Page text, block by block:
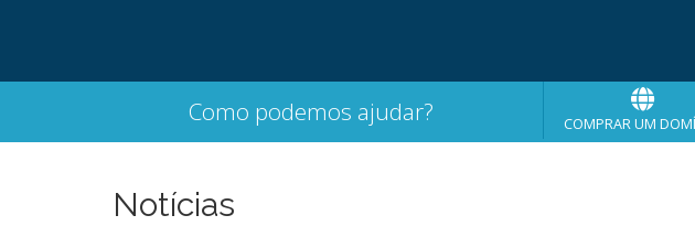
Como podemos ajudar? COMPRAR UM
Notícias